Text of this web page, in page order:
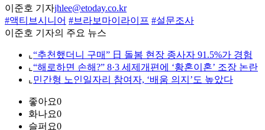
이준호 기자jhlee@etoday.co.kr
#액티브시니어 #브라보마이라이프 #설문조사
이준호 기자의 주요 뉴스
⌞ “추천했더니 구매” 日 돌봄 현장 종사자 91.5%가 경험
⌞ “해로하면 손해?” 8·3 세제개편에 ‘황혼이혼’ 조장 논란
⌞ 민간형 노인일자리 참여자, ‘배움 의지’도 높았다
좋아요0
화나요0
슬퍼요0